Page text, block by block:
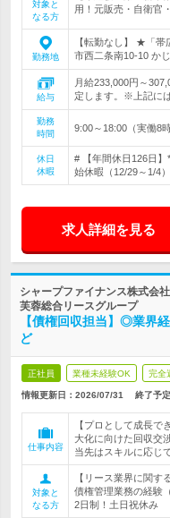
対象と
なる方
用！元販売・自衛官
勤務地
【転勤なし】 ★「帯
市西二条南10-10 か
給与
月給233,000円～
定します。※上記に
勤務
時間
9:00～18:00（実働8
休日
休暇
# 【年間休日126日
始休暇（12/29～1/4
求人詳細を見る
シャープファイナンス株式会
芙蓉総合リースグループ
【債権回収担当】◎業界
ど
正社員 業種未経験OK 完全
情報更新日：2026/07/31 終了予定
仕事内容
【プロとして成長で
大化に向けた回収交
当先はスキルに応じ
対象と
なる方
【リース業界に関す
債権管理業務の経験
2日制！土日祝休み